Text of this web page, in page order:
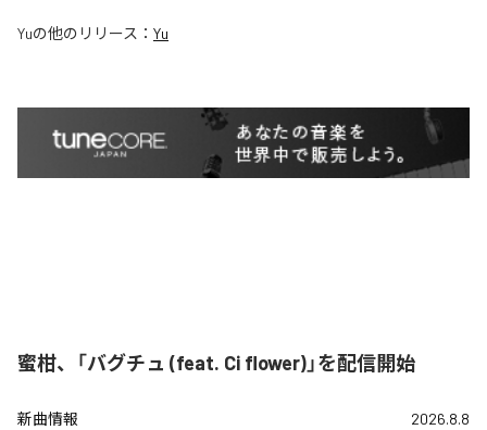
Yuの他のリリース： Yu
蜜柑、「バグチュ (feat. Ci flower)」を配信開始
新曲情報 2026.8.8